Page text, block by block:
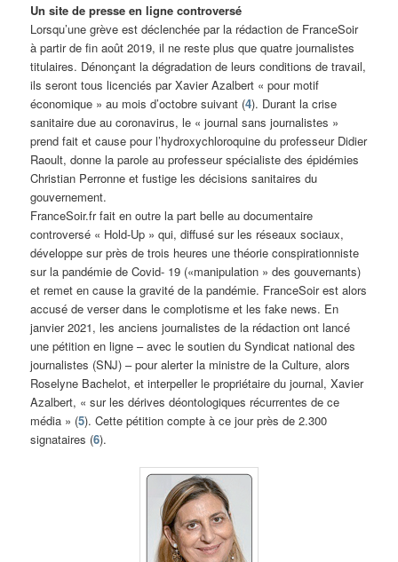
Un site de presse en ligne controversé
Lorsqu’une grève est déclenchée par la rédaction de FranceSoir
à partir de fin août 2019, il ne reste plus que quatre journalistes
titulaires. Dénonçant la dégradation de leurs conditions de travail,
ils seront tous licenciés par Xavier Azalbert « pour motif
économique » au mois d’octobre suivant (4). Durant la crise
sanitaire due au coronavirus, le « journal sans journalistes »
prend fait et cause pour l’hydroxychloroquine du professeur Didier
Raoult, donne la parole au professeur spécialiste des épidémies
Christian Perronne et fustige les décisions sanitaires du
gouvernement.
FranceSoir.fr fait en outre la part belle au documentaire
controversé « Hold-Up » qui, diffusé sur les réseaux sociaux,
développe sur près de trois heures une théorie conspirationniste
sur la pandémie de Covid- 19 («manipulation » des gouvernants)
et remet en cause la gravité de la pandémie. FranceSoir est alors
accusé de verser dans le complotisme et les fake news. En
janvier 2021, les anciens journalistes de la rédaction ont lancé
une pétition en ligne – avec le soutien du Syndicat national des
journalistes (SNJ) – pour alerter la ministre de la Culture, alors
Roselyne Bachelot, et interpeller le propriétaire du journal, Xavier
Azalbert, « sur les dérives déontologiques récurrentes de ce
média » (5). Cette pétition compte à ce jour près de 2.300
signataires (6).